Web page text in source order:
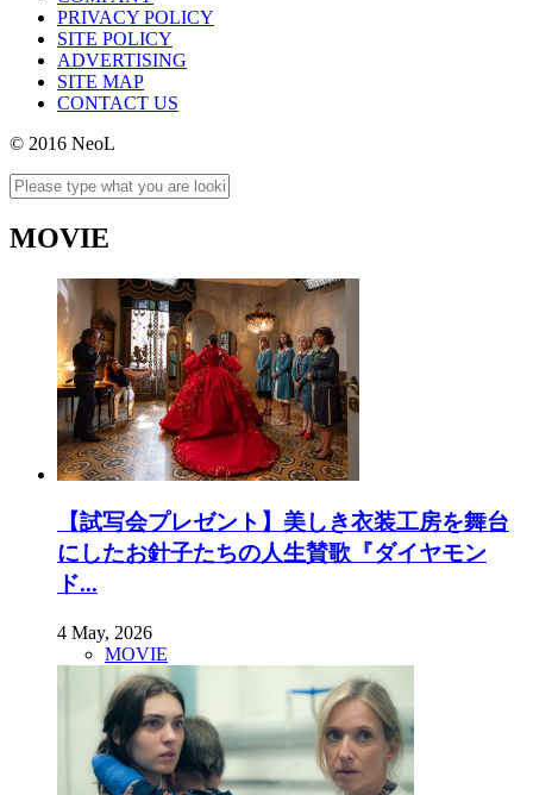
PRIVACY POLICY
SITE POLICY
ADVERTISING
SITE MAP
CONTACT US
© 2016 NeoL
MOVIE
【試写会プレゼント】美しき衣装工房を舞台
にしたお針子たちの人生賛歌『ダイヤモン
ド...
4 May, 2026
MOVIE